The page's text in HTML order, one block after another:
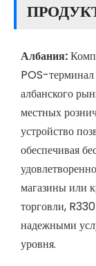
Албания:
POS-терминал
албанского
местных
устройство
обеспечивая
магазины или
торговли,
надежными
уровня.